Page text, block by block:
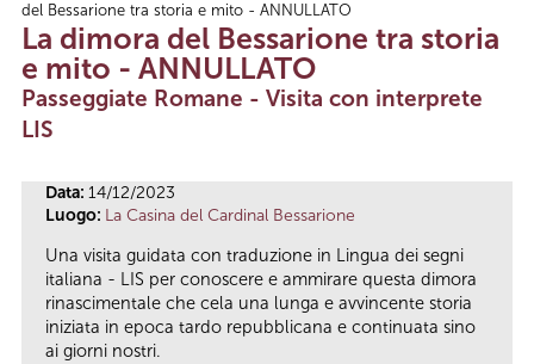
Tu sei qui
del Bessarione tra storia e mito - ANNULLATO
La dimora del Bessarione tra storia
e mito - ANNULLATO
Passeggiate Romane - Visita con interprete
LIS
Data: 14/12/2023
Luogo: La Casina del Cardinal Bessarione
Una visita guidata con traduzione in Lingua dei segni
italiana - LIS per conoscere e ammirare questa dimora
rinascimentale che cela una lunga e avvincente storia
iniziata in epoca tardo repubblicana e continuata sino
ai giorni nostri.